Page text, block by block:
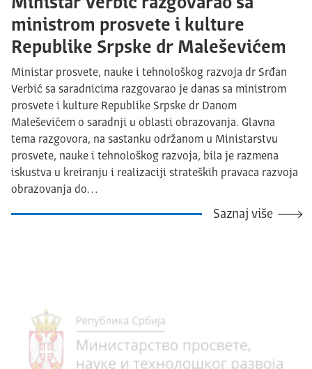
ministrom prosvete i kulture
Republike Srpske dr Maleševićem
Ministar prosvete, nauke i tehnološkog razvoja dr Srđan
Verbić sa saradnicima razgovarao je danas sa ministrom
prosvete i kulture Republike Srpske dr Danom
Maleševićem o saradnji u oblasti obrazovanja. Glavna
tema razgovora, na sastanku održanom u Ministarstvu
prosvete, nauke i tehnološkog razvoja, bila je razmena
iskustva u kreiranju i realizaciji strateških pravaca razvoja
obrazovanja do…
Saznaj više